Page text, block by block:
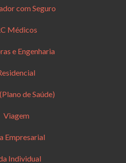
com Seguro
Médicos
e Engenharia
de Saúde)
Viagem
Empresarial
Individual